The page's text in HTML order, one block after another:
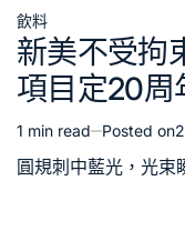
Posted
in
飲料
新美不受拘
項目定20周
Estimated
read
1 min read Posted on
圓規刺中藍光，光